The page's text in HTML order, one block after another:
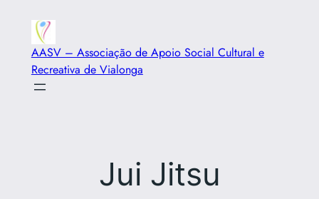
conteúdo
AASV – Associação de Apoio Social Cultural e
Recreativa de Vialonga
Jui Jitsu